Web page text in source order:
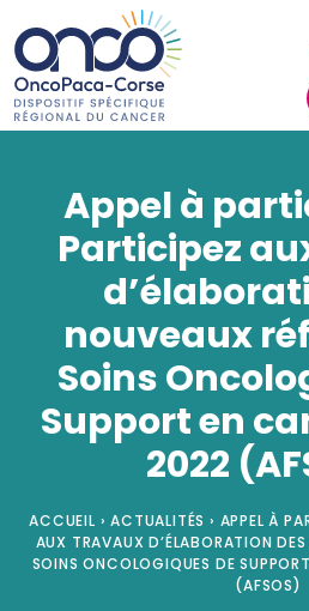
Appel à
Participez
nouveaux
Soins
Support en
2022
ACCUEIL › ACTUALITÉS › APPEL À
AUX TRAVAUX D’ÉLABORATION DES
SOINS ONCOLOGIQUES DE
(AFSOS)
Panneau de gestion des cookies